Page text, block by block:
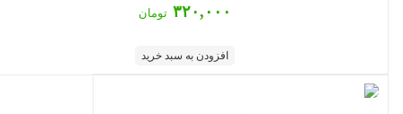
۳۲۰,۰۰۰ تومان
افزودن به سبد خرید